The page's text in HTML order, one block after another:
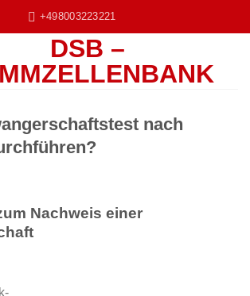
+498003223221
nach
Nachweis einer